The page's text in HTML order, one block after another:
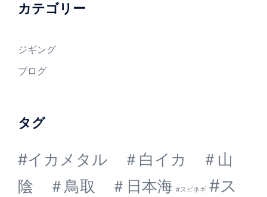
カテゴリー
ジギング
ブログ
タグ
#イカメタル ＃白イカ ＃山
陰 ＃鳥取 ＃日本海 #スピネギ #ス